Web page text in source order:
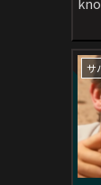
を
知
サ